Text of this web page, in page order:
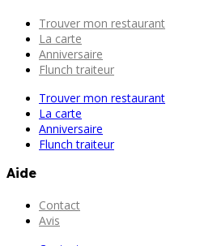
Trouver mon restaurant
La carte
Anniversaire
Flunch traiteur
Trouver mon restaurant
La carte
Anniversaire
Flunch traiteur
Aide
Contact
Avis